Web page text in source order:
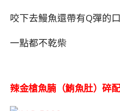
咬下去鰻魚還帶有Q彈的
一點都不乾柴
辣金槍魚腩（鮪魚肚）碎